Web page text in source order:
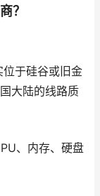
？
于硅谷或旧金
大陆的线路质
、内存、硬盘